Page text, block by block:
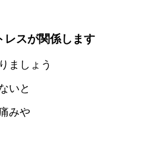
レスが関係します
ましょう
いと
みや